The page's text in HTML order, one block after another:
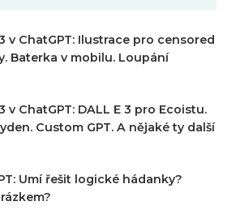
v ChatGPT: Ilustrace pro censored
Baterka v mobilu. Loupání
v ChatGPT: DALL E 3 pro Ecoistu.
Custom GPT. A nějaké ty další
Umí řešit logické hádanky?